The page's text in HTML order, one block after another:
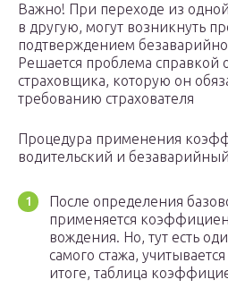
Важно! При переходе из
в другую, могут возникнуть
подтверждением
Решается проблема справкой
страховщика, которую он
требованию страхователя
Процедура применения
водительский и
После определения
применяется
вождения. Но, тут есть
самого стажа,
итоге, таблица